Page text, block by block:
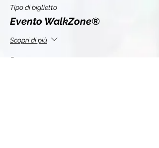
Tipo di biglietto
Evento WalkZone®
Scopri di più
Prezzo